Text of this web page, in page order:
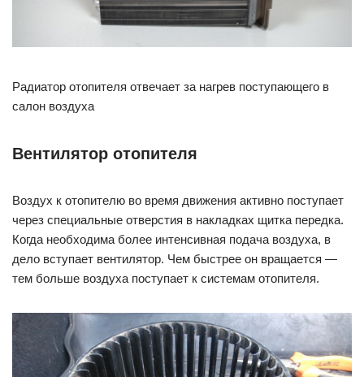
Радиатор отопителя отвечает за нагрев поступающего в
салон воздуха
Вентилятор отопителя
Воздух к отопителю во время движения активно поступает
через специальные отверстия в накладках щитка передка.
Когда необходима более интенсивная подача воздуха, в
дело вступает вентилятор. Чем быстрее он вращается —
тем больше воздуха поступает к системам отопителя.